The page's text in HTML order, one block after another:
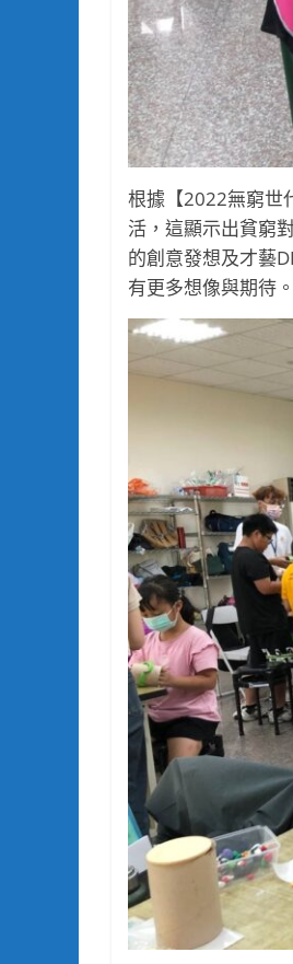
根據【2022無窮世
活，這顯示出貧窮
的創意發想及才藝
有更多想像與期待。